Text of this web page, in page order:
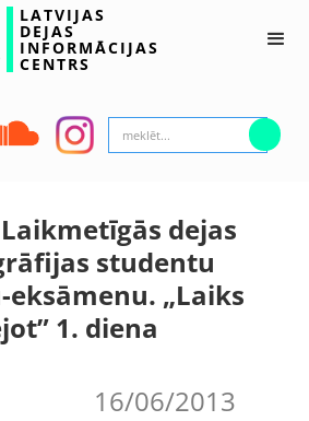
LATVIJAS
DEJAS
INFORMĀCIJAS
CENTRS
dejas
studentu
„Laiks
1. diena
16/06/2013